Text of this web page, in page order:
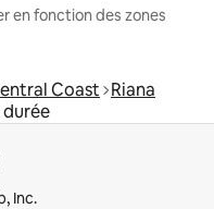
en fonction des zones
Coast Riana
Inc.